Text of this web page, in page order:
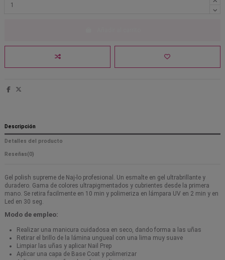
Descripción
Detalles del producto
Reseñas(0)
Gel polish supreme de Naj-lo profesional. Un esmalte en gel ultrabrillante y
duradero. Gama de colores ultrapigmentados y cubrientes desde la primera
mano. Se retira facilmente en 10 min y polimeriza en lámpara UV en 2 min y en
Led en 30 seg.
Modo de empleo:
Realizar una manicura cuidadosa en seco, dando forma a las uñas
Retirar el brillo de la lámina ungueal con una lima muy suave
Limpiar las uñas y aplicar Nail Prep
Aplicar una capa de Base Coat y polimerizar